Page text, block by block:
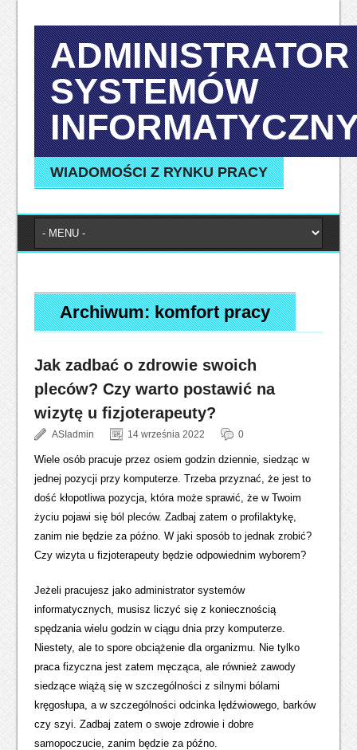
ADMINISTRATOR
SYSTEMÓW
WIADOMOŚCI Z RYNKU PRACY
Archiwum:komfort pracy
Jak zadbać o zdrowie swoich
pleców? Czy warto postawić na
wizytę u fizjoterapeuty?
ASIadmin 14 września 2022 0
Wiele osób pracuje przez osiem godzin dziennie, siedząc w
jednej pozycji przy komputerze. Trzeba przyznać, że jest to
dość kłopotliwa pozycja, która może sprawić, że w Twoim
życiu pojawi się ból pleców. Zadbaj zatem o profilaktykę,
zanim nie będzie za późno. W jaki sposób to jednak zrobić?
Czy wizyta u fizjoterapeuty będzie odpowiednim wyborem?
Jeżeli pracujesz jako administrator systemów
informatycznych, musisz liczyć się z koniecznością
spędzania wielu godzin w ciągu dnia przy komputerze.
Niestety, ale to spore obciążenie dla organizmu. Nie tylko
praca fizyczna jest zatem męcząca, ale również zawody
siedzące wiążą się w szczególności z silnymi bólami
kręgosłupa, a w szczególności odcinka lędźwiowego, barków
czy szyi. Zadbaj zatem o swoje zdrowie i dobre
samopoczucie, zanim będzie za późno.